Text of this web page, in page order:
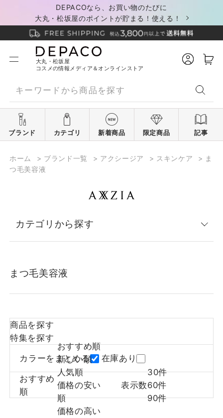
DEPACOなら、お買い物のたびに
大丸・松坂屋のポイントが貯まる！使える！
大丸・松坂屋
コスメの情報メディア＆オンラインストア
ブランド カテゴリ 新着商品 限定商品 記事
ホーム > ブランド一覧 > アクシージア > スキンケア > ま
つ毛美容液
カテゴリから探す
まつ毛美容液
商品を探す
特集を探す
カラーをまとめる 在庫あり
おすすめ
順
おすすめ順
新しい順
人気順
価格の安い
順
価格の高い
表示数
30件
60件
90件